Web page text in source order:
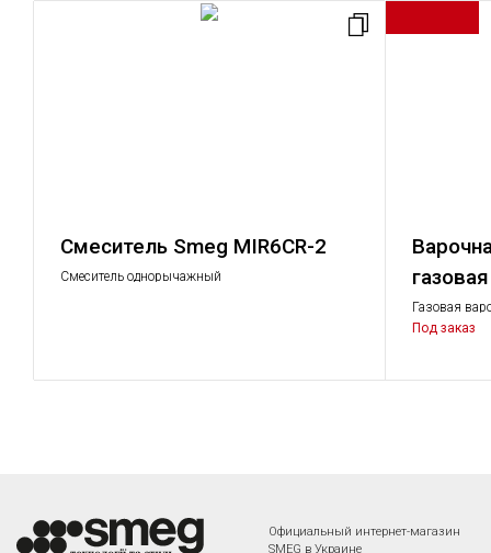
Смеситель Smeg MIR6CR-2
Смеситель однорычажный
Газовая
сталь
Под заказ
Официальный интернет-магазин
SMEG в Украине